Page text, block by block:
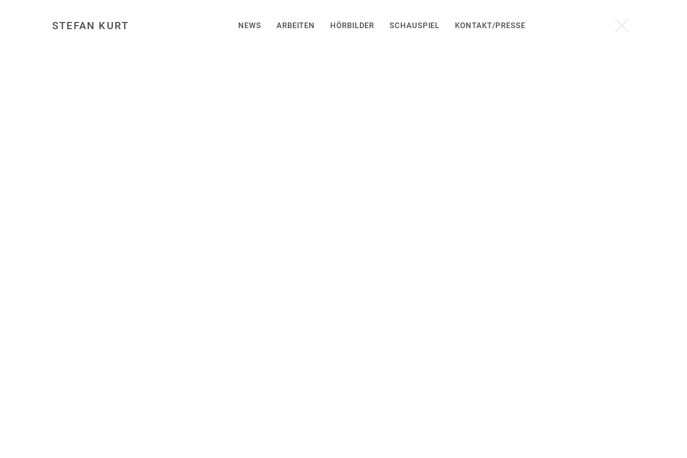
STEFAN KURT NEWS ARBEITEN HÖRBILDER SCHAUSPIEL KONTAKT/PRESSE